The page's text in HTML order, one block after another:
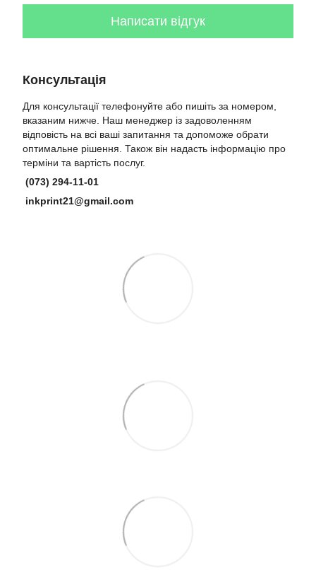
Написати відгук
Консультація
Для консультації телефонуйте або пишіть за номером,
вказаним нижче. Наш менеджер із задоволенням
відповість на всі ваші запитання та допоможе обрати
оптимальне рішення. Також він надасть інформацію про
терміни та вартість послуг.
(073) 294-11-01
inkprint21@gmail.com